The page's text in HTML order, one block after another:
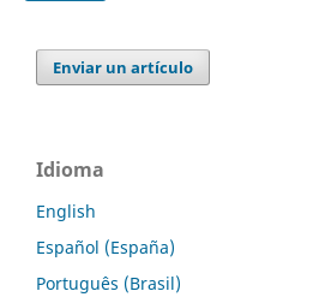
Enviar un artículo
Idioma
English
Español (España)
Português (Brasil)